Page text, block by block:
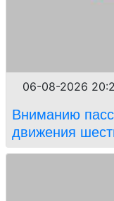
06-08-2026
Вниманию
движения